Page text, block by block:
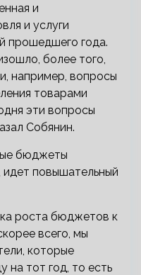
и
и услуги
прошедшего года.
более того,
например, вопросы
товарами
эти вопросы
Собянин.
бюджеты
повышательный
роста бюджетов к
всего, мы
которые
на тот год, то есть